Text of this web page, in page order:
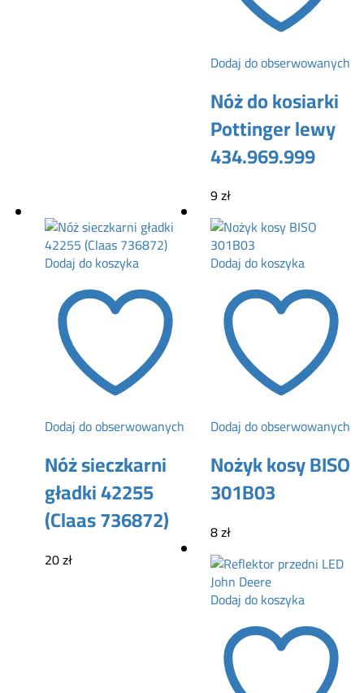
Dodaj do obserwowanych
Nóż do kosiarki
Pottinger lewy
434.969.999
9zł
Dodaj do koszyka
Dodaj do obserwowanych
Nóż sieczkarni
gładki 42255
(Claas 736872)
20zł
Dodaj do koszyka
Dodaj do obserwowanych
Nożyk kosy BISO
301B03
8zł
Dodaj do koszyka